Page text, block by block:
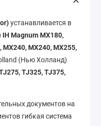
устанавливается в
IH Magnum MX180,
MX240, MX240, MX255,
(Нью Холланд)
TJ325, TJ375,
документов на
гибкая система